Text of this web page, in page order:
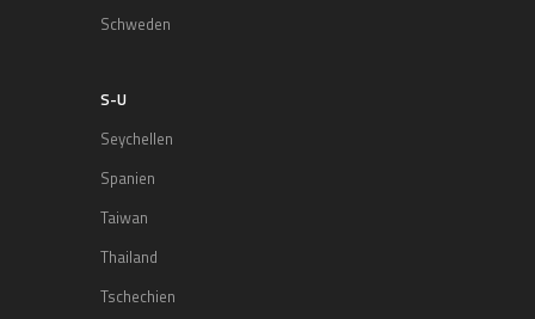
Schweden
S-U
Seychellen
Spanien
Taiwan
Thailand
Tschechien